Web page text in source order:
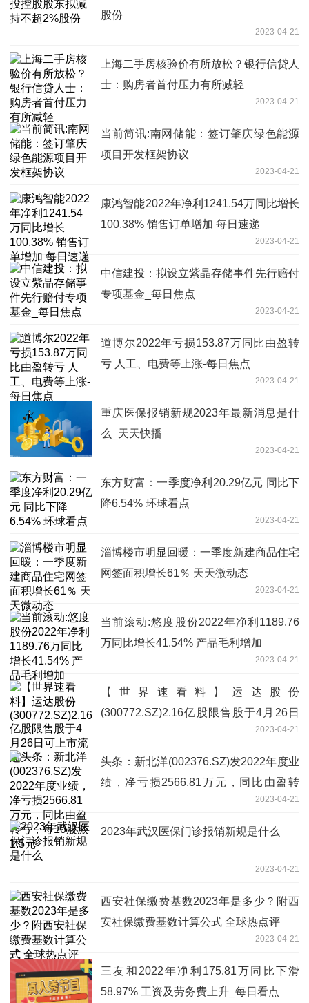
股份
2023-04-21
上海二手房核验价有所放松？银行信贷人
士：购房者首付压力有所减轻
2023-04-21
当前简讯:南网储能：签订肇庆绿色能源
项目开发框架协议
2023-04-21
康鸿智能2022年净利1241.54万同比增长
100.38% 销售订单增加 每日速递
2023-04-21
中信建投：拟设立紫晶存储事件先行赔付
专项基金_每日焦点
2023-04-21
道博尔2022年亏损153.87万同比由盈转
亏 人工、电费等上涨-每日焦点
2023-04-21
重庆医保报销新规2023年最新消息是什
么_天天快播
2023-04-21
东方财富：一季度净利20.29亿元 同比下
降6.54% 环球看点
2023-04-21
淄博楼市明显回暖：一季度新建商品住宅
网签面积增长61％ 天天微动态
2023-04-21
当前滚动:悠度股份2022年净利1189.76
万同比增长41.54% 产品毛利增加
2023-04-21
【世界速看料】运达股份
(300772.SZ)2.16亿股限售股于4月26日
2023-04-21
头条：新北洋(002376.SZ)发2022年度业
绩，净亏损2566.81万元，同比由盈转
2023-04-21
2023年武汉医保门诊报销新规是什么
2023-04-21
西安社保缴费基数2023年是多少？附西
安社保缴费基数计算公式 全球热点评
2023-04-21
三友和2022年净利175.81万同比下滑
58.97% 工资及劳务费上升_每日看点